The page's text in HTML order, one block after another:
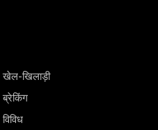
खेल-खिलाड़ी
ब्रेकिंग
विविध